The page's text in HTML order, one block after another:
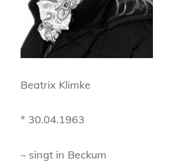
Beatrix Klimke
* 30.04.1963
– singt in Beckum